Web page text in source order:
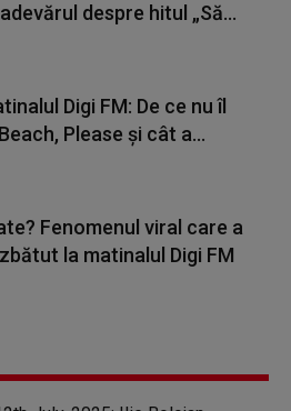
despre hitul „Să...
Digi FM: De ce nu îl
Please și cât a...
Fenomenul viral care a
la matinalul Digi FM